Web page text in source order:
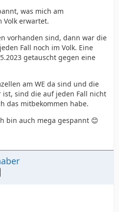
was mich am
Volk erwartet.
vorhanden sind, dann war die
Fall noch im Volk. Eine
getauscht gegen eine
am WE da sind und die
sind die auf jeden Fall nicht
das mitbekommen habe.
bin auch mega gespannt 😊